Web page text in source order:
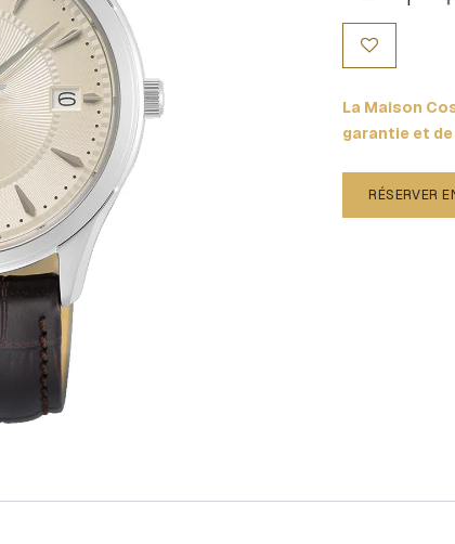
La Maison
garantie et
RÉSERVER